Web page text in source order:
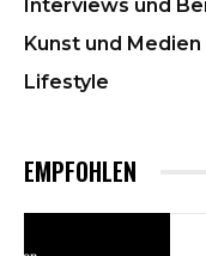
Interviews und
Kunst und Medien
Lifestyle
EMPFOHLEN